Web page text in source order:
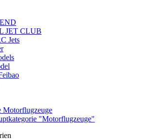
JET CLUB
Jets
Motorflugzeuge
"Motorflugzeuge"